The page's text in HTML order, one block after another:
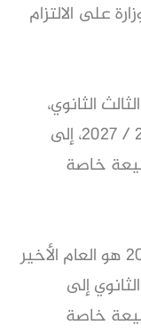
على الالتزام
الثانوي،
اعتبارًا من بداية العام الدراسي 2026 / 2027، إلى
خاصة
ثانيًا: يُعد العام الدراسي 2026 / 2027 هو العام الأخير
إلى
خاصة